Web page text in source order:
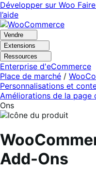
Aller
à
la
navigation
Aller
au
contenu
principal
Développer sur Woo
l’aide
Vendre
Extensions
Ressources
Enterprise d'eCommerce
Place de marché /
Personnalisations et
Améliorations de la page
Ons
Add-Ons